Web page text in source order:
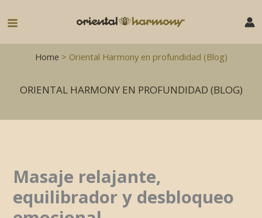
Main
MenuHome > Oriental Harmony en profundidad (Blog)
ORIENTAL HARMONY EN PROFUNDIDAD (BLOG)
Masaje relajante,
equilibrador y desbloqueo